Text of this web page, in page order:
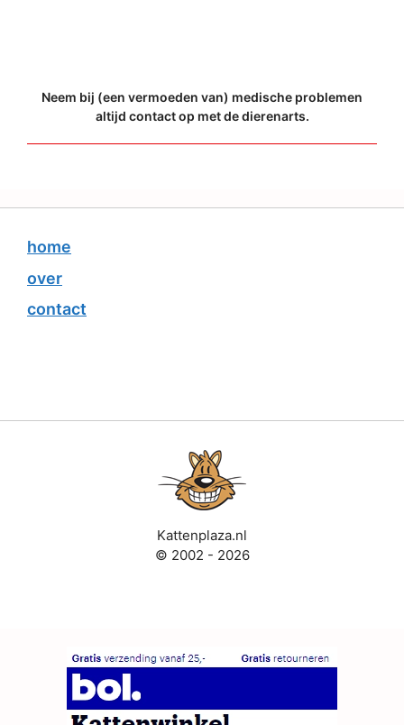
Neem bij (een vermoeden van) medische problemen
altijd contact op met de dierenarts.
home
over
contact
Kattenplaza.nl
© 2002 - 2026